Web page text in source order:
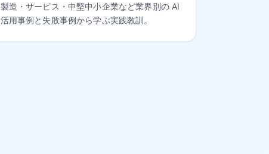
製造・サービス・中堅中小企業など業界別の AI
活用事例と失敗事例から学ぶ実践教訓。